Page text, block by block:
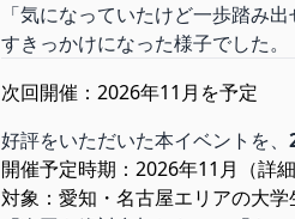
「気になっていたけど一歩踏み
すきっかけになった様子でした。
次回開催：2026年11月を予定
好評をいただいた本イベントを、
開催予定時期：2026年11月（詳
対象：愛知・名古屋エリアの大学